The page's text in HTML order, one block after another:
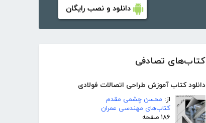
دانلود و نصب رایگان
کتاب‌های تصادفی
دانلود کتاب آموزش طراحی اتصالات فولادی
از: محسن چشمی مقدم
کتاب‌های مهندسی عمران
۱۸۶ صفحه